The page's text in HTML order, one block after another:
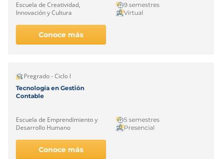
Escuela de Creatividad,
Innovación y Cultura
9 semestres
Virtual
Conoce más
Pregrado - Ciclo I
Tecnología en Gestión
Contable
Escuela de Emprendimiento y
Desarrollo Humano
5 semestres
Presencial
Conoce más